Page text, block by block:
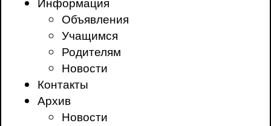
Объявления
Учащимся
Родителям
Новости
Контакты
Архив
Новости